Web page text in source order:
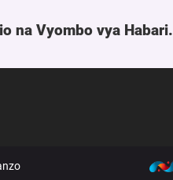
na Vyombo vya Habari.